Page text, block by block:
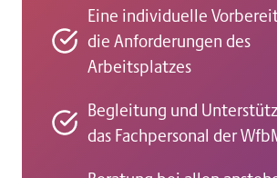
Eine individuelle
die Anforderungen des
Arbeitsplatzes
Begleitung und
das Fachpersonal der